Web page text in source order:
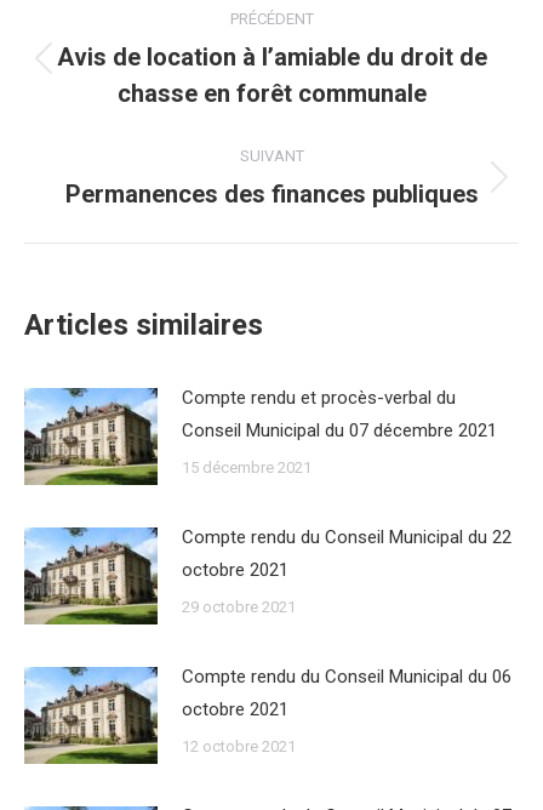
navigation
PRÉCÉDENT
Onglet
précédent
Avis de location à l’amiable du droit de
chasse en forêt communale
SUIVANT
Onglet
Permanences des finances publiques
Articles similaires
Compte rendu et procès-verbal du
Conseil Municipal du 07 décembre 2021
15 décembre 2021
Compte rendu du Conseil Municipal du 22
octobre 2021
29 octobre 2021
Compte rendu du Conseil Municipal du 06
octobre 2021
12 octobre 2021